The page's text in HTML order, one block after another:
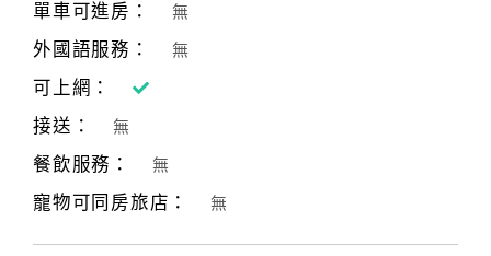
單車可進房： 無
外國語服務： 無
可上網：
接送：
無
餐飲服務： 無
寵物可同房旅店： 無